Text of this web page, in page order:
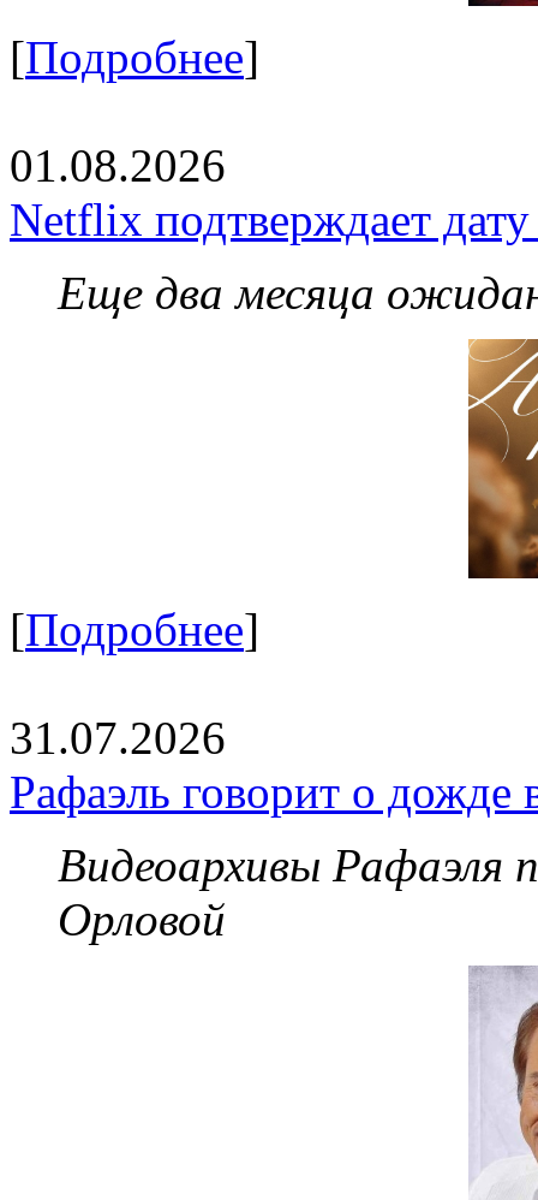
[Подробнее]
01.08.2026
Netflix подтверждает
Еще два месяца
[Подробнее]
31.07.2026
Рафаэль говорит о дожде
Видеоархивы Рафаэля
Орловой